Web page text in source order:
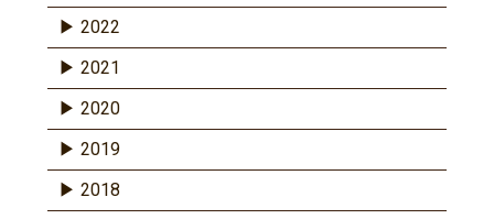
2022
2021
2020
2019
2018